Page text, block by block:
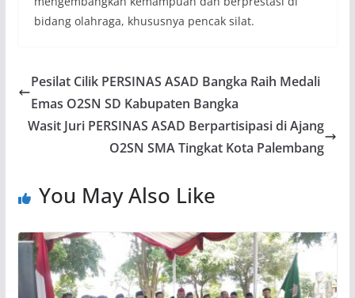
bidang olahraga, khususnya pencak silat.
Pesilat Cilik PERSINAS ASAD Bangka Raih Medali
Emas O2SN SD Kabupaten Bangka
Wasit Juri PERSINAS ASAD Berpartisipasi di Ajang
O2SN SMA Tingkat Kota Palembang
You May Also Like